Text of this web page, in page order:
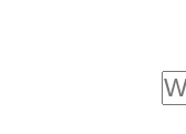
Website